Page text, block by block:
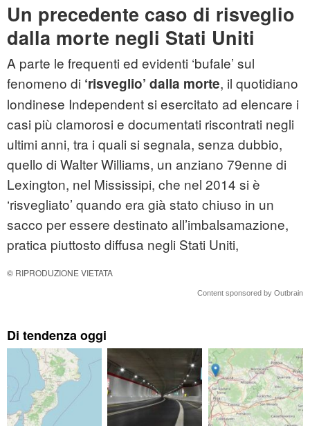
Un precedente caso di risveglio
dalla morte negli Stati Uniti
A parte le frequenti ed evidenti ‘bufale’ sul
fenomeno di ‘risveglio’ dalla morte, il quotidiano
londinese Independent si esercitato ad elencare i
casi più clamorosi e documentati riscontrati negli
ultimi anni, tra i quali si segnala, senza dubbio,
quello di Walter Williams, un anziano 79enne di
Lexington, nel Mississipi, che nel 2014 si è
‘risvegliato’ quando era già stato chiuso in un
sacco per essere destinato all’imbalsamazione,
pratica piuttosto diffusa negli Stati Uniti,
© RIPRODUZIONE VIETATA
Content sponsored by Outbrain
Di tendenza oggi